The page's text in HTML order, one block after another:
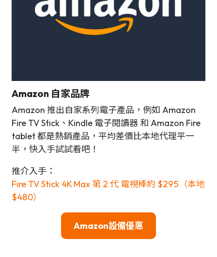
Amazon 自家品牌
Amazon 推出自家系列電子產品，例如 Amazon
Fire TV Stick、Kindle 電子閱讀器 和 Amazon Fire
tablet 都是熱銷產品，平均差價比本地代理平一
半，快入手試試看吧！
推介入手：
Fire TV Stick 4K Max 第 2 代 電視棒約 $295（本地
$480）
Amazon設備優惠